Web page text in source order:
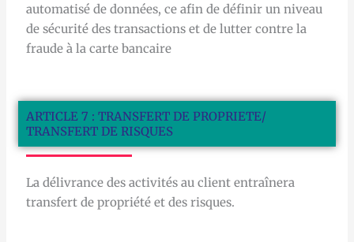
automatisé de données, ce afin de définir un niveau
de sécurité des transactions et de lutter contre la
fraude à la carte bancaire
ARTICLE 7 : TRANSFERT DE PROPRIETE/
TRANSFERT DE RISQUES
La délivrance des activités au client entraînera
transfert de propriété et des risques.